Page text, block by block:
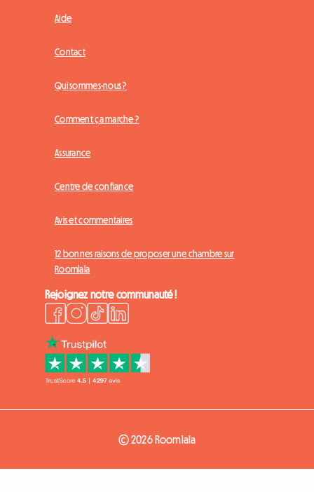
Aide
Contact
Qui sommes-nous ?
Comment ça marche ?
Assurance
Centre de confiance
Avis et commentaires
12 bonnes raisons de proposer une chambre sur
Roomlala
Rejoignez notre communauté !
© 2026 Roomlala